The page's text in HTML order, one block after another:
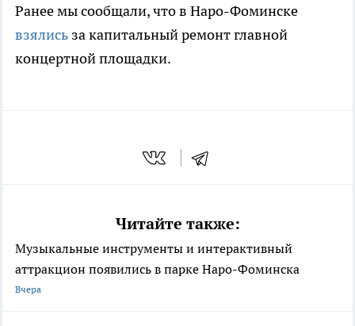
Ранее мы сообщали, что в Наро-Фоминске
взялись за капитальный ремонт главной
концертной площадки.
Читайте также:
Музыкальные инструменты и интерактивный
аттракцион появились в парке Наро-Фоминска
Вчера